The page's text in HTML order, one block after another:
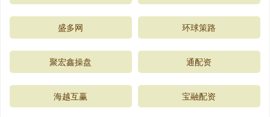
盛多网 环球策路
聚宏鑫操盘 通配资
海越互赢 宝融配资